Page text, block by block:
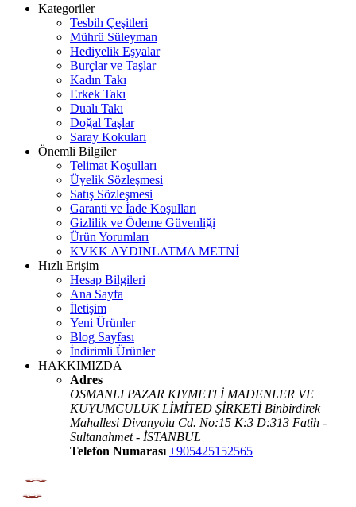
Kategoriler
Tesbih Çeşitleri
Mührü Süleyman
Hediyelik Eşyalar
Burçlar ve Taşlar
Kadın Takı
Erkek Takı
Dualı Takı
Doğal Taşlar
Saray Kokuları
Önemli Bilgiler
Telimat Koşulları
Üyelik Sözleşmesi
Satış Sözleşmesi
Garanti ve İade Koşulları
Gizlilik ve Ödeme Güvenliği
Ürün Yorumları
KVKK AYDINLATMA METNİ
Hızlı Erişim
Hesap Bilgileri
Ana Sayfa
İletişim
Yeni Ürünler
Blog Sayfası
İndirimli Ürünler
HAKKIMIZDA
Adres
OSMANLI PAZAR KIYMETLİ MADENLER VE
KUYUMCULUK LİMİTED ŞİRKETİ Binbirdirek
Mahallesi Divanyolu Cd. No:15 K:3 D:313 Fatih -
Sultanahmet - İSTANBUL
Telefon Numarası +905425152565